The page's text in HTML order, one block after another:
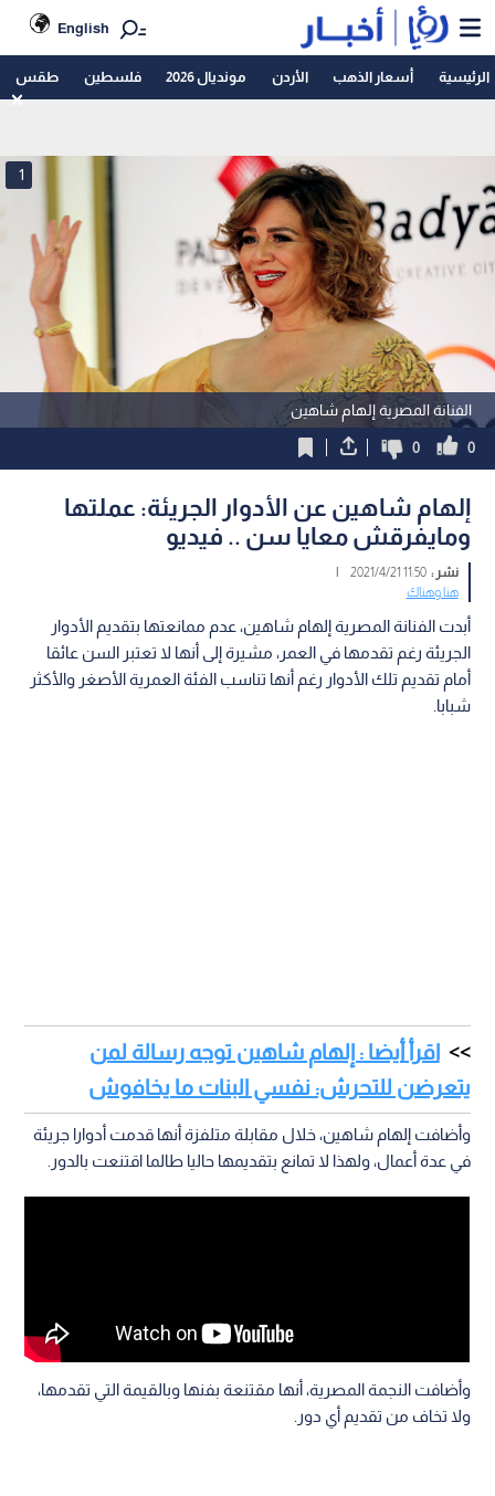
English
الرئيسية أسعار الذهب الأردن مونديال 2026 فلسطين طقس
الفنانة المصرية إلهام شاهين
1
0
0
إلهام شاهين عن الأدوار الجريئة: عملتها
ومايفرقش معايا سن .. فيديو
نشر :11:50 2021/4/21
|
هنا وهناك
أبدت الفنانة المصرية إلهام شاهين، عدم ممانعتها بتقديم الأدوار
الجريئة رغم تقدمها في العمر، مشيرة إلى أنها لا تعتبر السن عائقا
أمام تقديم تلك الأدوار رغم أنها تناسب الفئة العمرية الأصغر والأكثر
شبابا.
اقرأ أيضا : إلهام شاهين توجه رسالة لمن
يتعرضن للتحرش: نفسي البنات ما يخافوش
وأضافت إلهام شاهين، خلال مقابلة متلفزة أنها قدمت أدوارا جريئة
في عدة أعمال، ولهذا لا تمانع بتقديمها حاليا طالما اقتنعت بالدور.
وأضافت النجمة المصرية، أنها مقتنعة بفنها وبالقيمة التي تقدمها،
ولا تخاف من تقديم أي دور.